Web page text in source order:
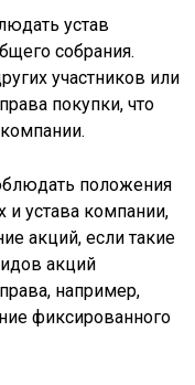
устав
собрания.
участников или
покупки, что
положения
и устава компании,
акций, если такие
акций
например,
фиксированного